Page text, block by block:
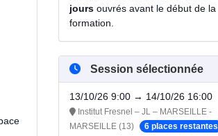
joursouvrés avant le début de la
formation.
Session sélectionnée
13/10/26 9:00 → 14/10/26 16:00
Institut Fresnel – JL – MARSEILLE -
MARSEILLE (13)
6 places restantes